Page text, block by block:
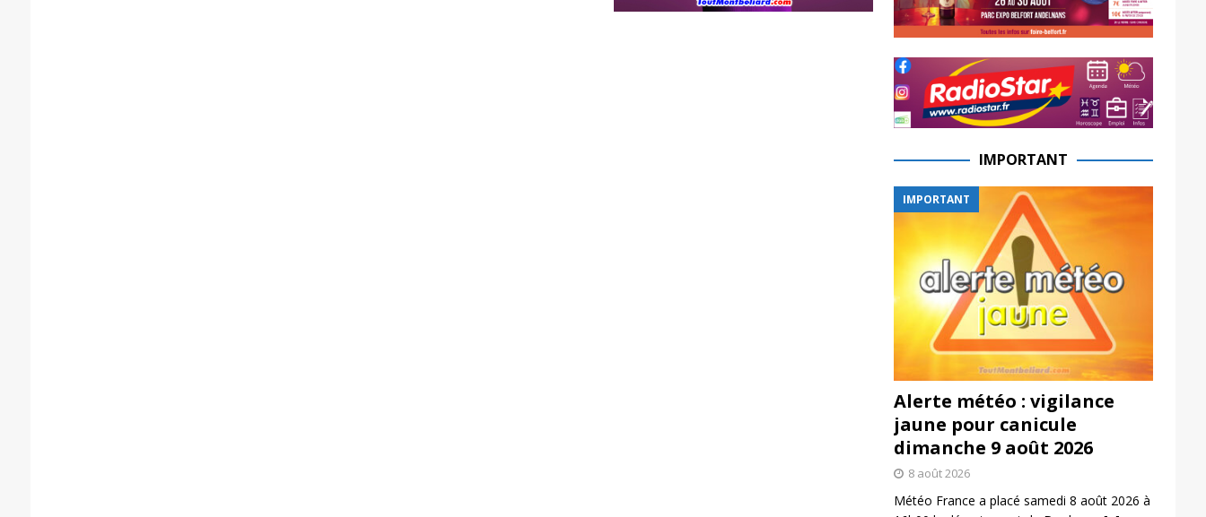
IMPORTANT
IMPORTANT
Alerte météo : vigilance
jaune pour canicule
dimanche 9 août 2026
8 août 2026
Météo France a placé samedi 8 août 2026 à